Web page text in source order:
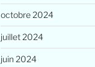
octobre 2024
juillet 2024
juin 2024